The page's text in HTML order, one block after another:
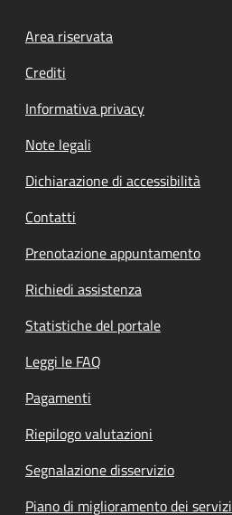
Footer menu
Area riservata
Crediti
Informativa privacy
Note legali
Dichiarazione di accessibilità
Contatti
Prenotazione appuntamento
Richiedi assistenza
Statistiche del portale
Leggi le FAQ
Pagamenti
Riepilogo valutazioni
Segnalazione disservizio
Piano di miglioramento dei servizi